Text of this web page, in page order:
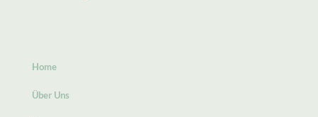
Home
Über Uns